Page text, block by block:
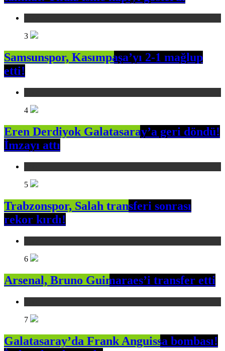
3
Samsunspor, Kasımpaşa’yı 2-1 mağlup
etti!
4
Eren Derdiyok Galatasaray’a geri döndü!
İmzayı attı
5
Trabzonspor, Salah transferi sonrası
rekor kırdı!
6
Arsenal, Bruno Guimaraes’i transfer etti
7
Galatasaray’da Frank Anguissa bombası!